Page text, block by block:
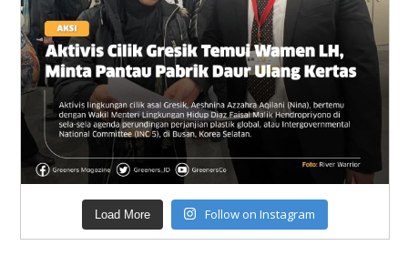
Load More Follow on Instagram